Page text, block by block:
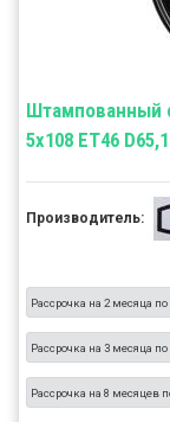
Штампованный
5x108 ET46 D65,1
Производитель:
Рассрочка на 2 месяца
Рассрочка на 3 месяца
Рассрочка на 8 месяцев